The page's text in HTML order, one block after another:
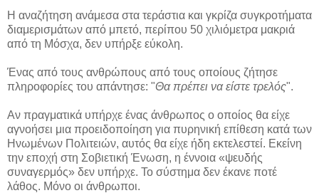
Η αναζήτηση ανάμεσα στα τεράστια και γκρίζα συγκροτήματα
διαμερισμάτων από μπετό, περίπου 50 χιλιόμετρα μακριά
από τη Μόσχα, δεν υπήρξε εύκολη.
Ένας από τους ανθρώπους από τους οποίους ζήτησε
πληροφορίες του απάντησε: "Θα πρέπει να είστε τρελός".
Αν πραγματικά υπήρχε ένας άνθρωπος ο οποίος θα είχε
αγνοήσει μια προειδοποίηση για πυρηνική επίθεση κατά των
Ηνωμένων Πολιτειών, αυτός θα είχε ήδη εκτελεστεί. Εκείνη
την εποχή στη Σοβιετική Ένωση, η έννοια «ψευδής
συναγερμός» δεν υπήρχε. Το σύστημα δεν έκανε ποτέ
λάθος. Μόνο οι άνθρωποι.